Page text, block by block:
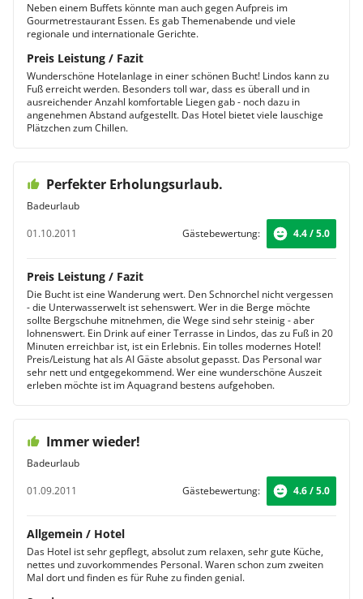
Neben einem Buffets könnte man auch gegen Aufpreis im
Gourmetrestaurant Essen. Es gab Themenabende und viele
regionale und internationale Gerichte.
Preis Leistung / Fazit
Wunderschöne Hotelanlage in einer schönen Bucht! Lindos kann zu
Fuß erreicht werden. Besonders toll war, dass es überall und in
ausreichender Anzahl komfortable Liegen gab - noch dazu in
angenehmen Abstand aufgestellt. Das Hotel bietet viele lauschige
Plätzchen zum Chillen.
Perfekter Erholungsurlaub.
Badeurlaub
01.10.2011
Gästebewertung: 4.4 / 5.0
Preis Leistung / Fazit
Die Bucht ist eine Wanderung wert. Den Schnorchel nicht vergessen
- die Unterwasserwelt ist sehenswert. Wer in die Berge möchte
sollte Bergschuhe mitnehmen, die Wege sind sehr steinig - aber
lohnenswert. Ein Drink auf einer Terrasse in Lindos, das zu Fuß in 20
Minuten erreichbar ist, ist ein Erlebnis. Ein tolles modernes Hotel!
Preis/Leistung hat als AI Gäste absolut gepasst. Das Personal war
sehr nett und entgegekommend. Wer eine wunderschöne Auszeit
erleben möchte ist im Aquagrand bestens aufgehoben.
Immer wieder!
Badeurlaub
01.09.2011
Gästebewertung: 4.6 / 5.0
Allgemein / Hotel
Das Hotel ist sehr gepflegt, absolut zum relaxen, sehr gute Küche,
nettes und zuvorkommendes Personal. Waren schon zum zweiten
Mal dort und finden es für Ruhe zu finden genial.